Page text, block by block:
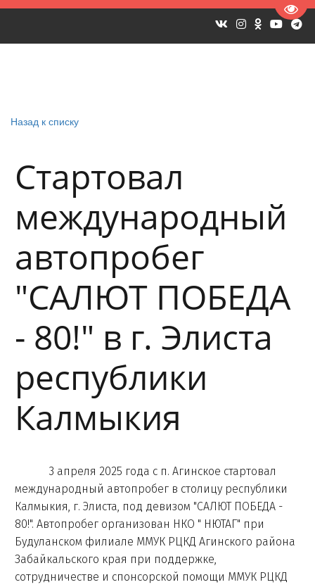
Назад к списку
Стартовал
международный
автопробег
"САЛЮТ ПОБЕДА
- 80!" в г. Элиста
республики
Калмыкия
3 апреля 2025 года с п. Агинское стартовал
международный автопробег в столицу республики
Калмыкия, г. Элиста, под девизом "САЛЮТ ПОБЕДА -
80!". Автопробег организован НКО " НЮТАГ" при
Будуланском филиале ММУК РЦКД Агинского района
Забайкальского края при поддержке,
сотрудничестве и спонсорской помощи ММУК РЦКД